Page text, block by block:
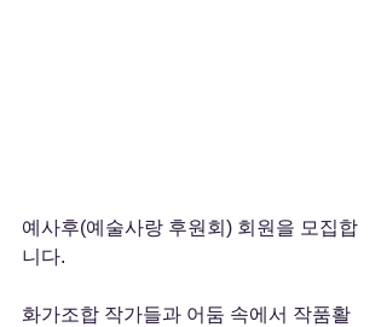
예사후(예술사랑 후원회) 회원을 모집합
니다.
화가조합 작가들과 어둠 속에서 작품활